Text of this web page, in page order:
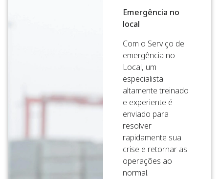
Emergência no
local
Com o Serviço de
emergência no
Local, um
especialista
altamente treinado
e experiente é
enviado para
resolver
rapidamente sua
crise e retornar as
operações ao
normal.